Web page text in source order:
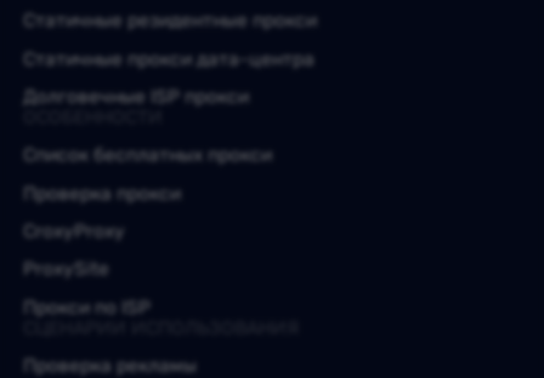
Статичные резидентные прокси
Статичные прокси дата-центра
Долговечные ISP прокси
Список бесплатных прокси
Проверка прокси
CroxyProxy
ProxySite
Прокси по ISP
Проверка рекламы